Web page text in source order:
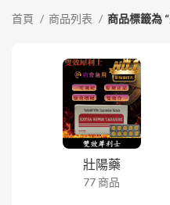
首頁 商品列表 商品標籤為
壯陽藥
77 商品